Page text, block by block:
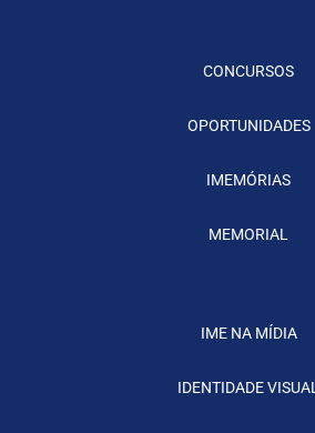
CONCURSOS
OPORTUNIDADES
IMEMÓRIAS
MEMORIAL
IME NA MÍDIA
IDENTIDADE VISUAL